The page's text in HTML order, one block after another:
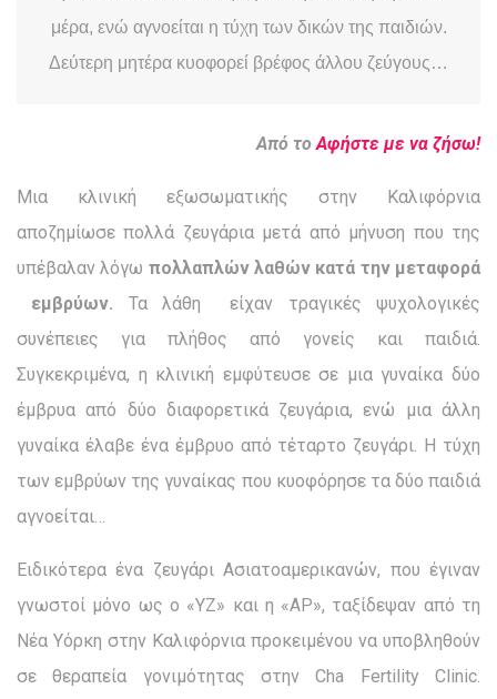
μέρα, ενώ αγνοείται η τύχη των δικών της παιδιών.
Δεύτερη μητέρα κυοφορεί βρέφος άλλου ζεύγους…
Από τοΑφήστε με να ζήσω!
Μια κλινική εξωσωματικής στην Καλιφόρνια
αποζημίωσε πολλά ζευγάρια μετά από μήνυση που της
υπέβαλαν λόγω πολλαπλών λαθών κατά την μεταφορά
εμβρύων. Τα λάθη είχαν τραγικές ψυχολογικές
συνέπειες για πλήθος από γονείς και παιδιά.
Συγκεκριμένα, η κλινική εμφύτευσε σε μια γυναίκα δύο
έμβρυα από δύο διαφορετικά ζευγάρια, ενώ μια άλλη
γυναίκα έλαβε ένα έμβρυο από τέταρτο ζευγάρι. Η τύχη
των εμβρύων της γυναίκας που κυοφόρησε τα δύο παιδιά
αγνοείται…
Ειδικότερα ένα ζευγάρι Ασιατοαμερικανών, που έγιναν
γνωστοί μόνο ως ο «YZ» και η «AP», ταξίδεψαν από τη
Νέα Υόρκη στην Καλιφόρνια προκειμένου να υποβληθούν
σε θεραπεία γονιμότητας στην Cha Fertility Clinic.